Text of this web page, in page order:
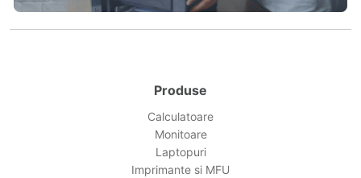
Produse
Calculatoare
Monitoare
Laptopuri
Imprimante si MFU